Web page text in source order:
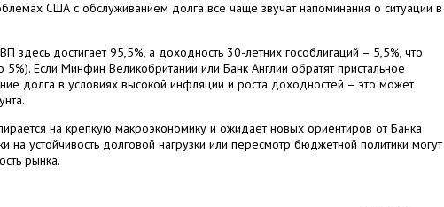
США с обслуживанием долга все чаще звучат напоминания о ситуации в
здесь достигает 95,5%, а доходность 30-летних гособлигаций – 5,5%, что
Если Минфин Великобритании или Банк Англии обратят пристальное
долга в условиях высокой инфляции и роста доходностей – это может
на крепкую макроэкономику и ожидает новых ориентиров от Банка
на устойчивость долговой нагрузки или пересмотр бюджетной политики могут
рынка.